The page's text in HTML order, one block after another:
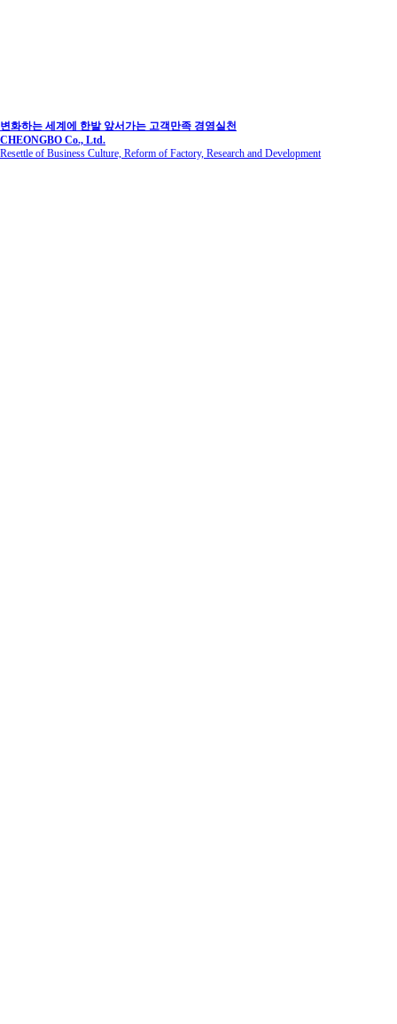
변화하는 세계에 한발 앞서가는 고객만족 경영실천
CHEONGBO Co., Ltd.
Resettle of Business Culture, Reform of Factory, Research and Development